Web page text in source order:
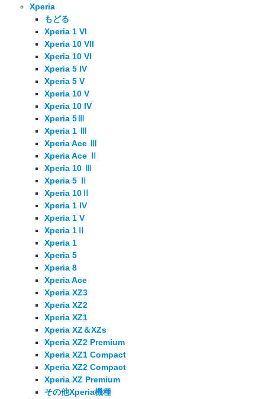
Xperia
もどる
Xperia 1 VI
Xperia 10 VII
Xperia 10 VI
Xperia 5 IV
Xperia 5 V
Xperia 10 V
Xperia 10 IV
Xperia 5Ⅲ
Xperia 1 Ⅲ
Xperia Ace Ⅲ
Xperia Ace Ⅱ
Xperia 10 Ⅲ
Xperia 5 Ⅱ
Xperia 10Ⅱ
Xperia 1 IV
Xperia 1 V
Xperia 1Ⅱ
Xperia 1
Xperia 5
Xperia 8
Xperia Ace
Xperia XZ3
Xperia XZ2
Xperia XZ1
Xperia XZ＆XZs
Xperia XZ2 Premium
Xperia XZ1 Compact
Xperia XZ2 Compact
Xperia XZ Premium
その他Xperia機種